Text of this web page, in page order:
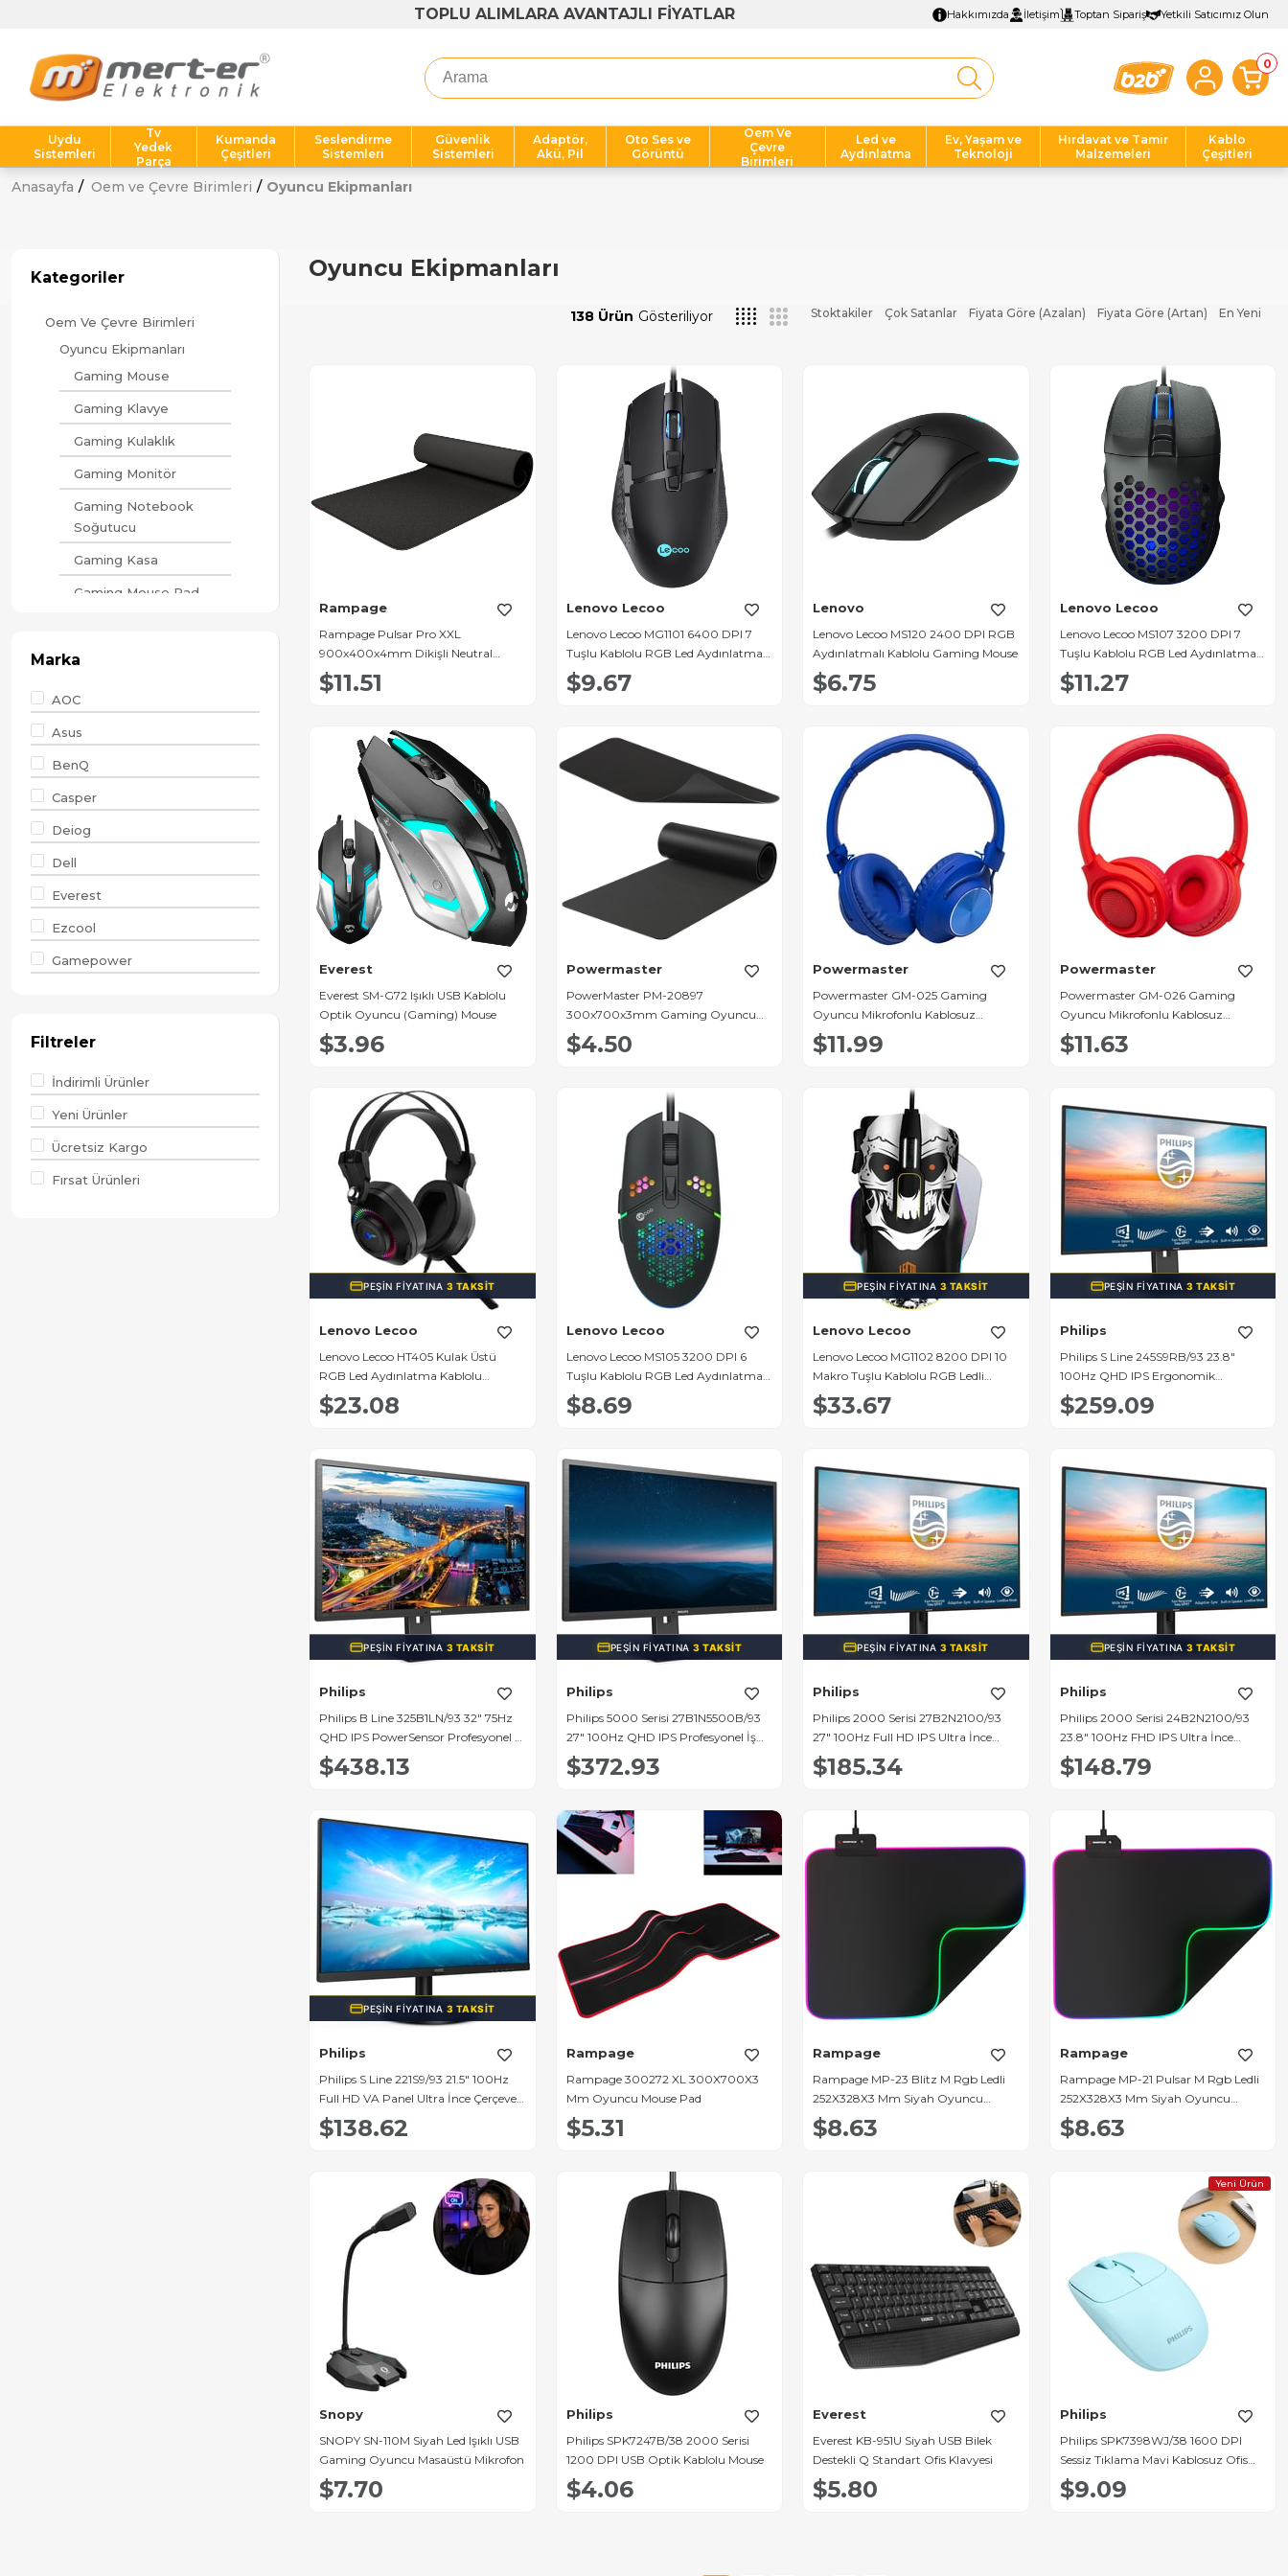
TOPLU ALIMLARA AVANTAJLI FİYATLAR Hakkımızda İletişim Toptan Sipariş Yetkili Satıcımız Olun
0
Uydu
Sistemleri
Tv
Yedek
Parça
Kumanda
Çeşitleri
Seslendirme
Sistemleri
Güvenlik
Sistemleri
Adaptör,
Akü, Pil
Oto Ses ve
Görüntü
Oem Ve
Çevre
Birimleri
Led ve
Aydınlatma
Ev, Yaşam ve
Teknoloji
Hırdavat ve Tamir
Malzemeleri
Kablo
Çeşitleri
Anasayfa Oem ve Çevre Birimleri Oyuncu Ekipmanları
Kategoriler
Oem Ve Çevre Birimleri
Oyuncu Ekipmanları
Gaming Mouse
Gaming Klavye
Gaming Kulaklık
Gaming Monitör
Gaming Notebook
Soğutucu
Gaming Kasa
Gaming Mouse Pad
Gaming Hoparlör
Taşınabilir Bilgisayarlar
Çevre Birimleri
Ağ Ürünleri
Bilgisayar Bileşenleri
Barkod Ürünleri
Marka
AOC
Asus
BenQ
Casper
Deiog
Dell
Everest
Ezcool
Gamepower
Lenovo
Lenovo Lecoo
LG
Filtreler
İndirimli Ürünler
Yeni Ürünler
Ücretsiz Kargo
Fırsat Ürünleri
Oyuncu Ekipmanları
En Yeni
Fiyata Göre (Artan)
Fiyata Göre (Azalan)
Çok Satanlar
Stoktakiler
138 Ürün
Rampage
Rampage Pulsar Pro XXL
900x400x4mm Dikişli Neutral
Kumaş Siyah Oyuncu Mouse Pad
$11.51
Lenovo Lecoo
Lenovo Lecoo MG1101 6400 DPI 7
Tuşlu Kablolu RGB Led Aydınlatmalı
Gaming Oyuncu Mouse
$9.67
Lenovo
Lenovo Lecoo MS120 2400 DPI RGB
Aydınlatmalı Kablolu Gaming Mouse
$6.75
Lenovo Lecoo
Lenovo Lecoo MS107 3200 DPI 7
Tuşlu Kablolu RGB Led Aydınlatmalı
Gaming Oyuncu Mouse
$11.27
Everest
Everest SM-G72 Işıklı USB Kablolu
Optik Oyuncu (Gaming) Mouse
$3.96
Powermaster
PowerMaster PM-20897
300x700x3mm Gaming Oyuncu
Mouse Pad (Desensiz Düz Siyah)
$4.50
Powermaster
Powermaster GM-025 Gaming
Oyuncu Mikrofonlu Kablosuz
Kulaklık
$11.99
Powermaster
Powermaster GM-026 Gaming
Oyuncu Mikrofonlu Kablosuz
Kulaklık
$11.63
PEŞIN FIYATINA 3 TAKSIT
Lenovo Lecoo
Lenovo Lecoo HT405 Kulak Üstü
RGB Led Aydınlatma Kablolu
Gaming Oyuncu Kulaklık
$23.08
Lenovo Lecoo
Lenovo Lecoo MS105 3200 DPI 6
Tuşlu Kablolu RGB Led Aydınlatmalı
Gaming Oyuncu Mouse
$8.69
PEŞIN FIYATINA 3 TAKSIT
Lenovo Lecoo
Lenovo Lecoo MG1102 8200 DPI 10
Makro Tuşlu Kablolu RGB Ledli
Gaming Mouse + Mousepad
$33.67
PEŞIN FIYATINA 3 TAKSIT
Philips
Philips S Line 245S9RB/93 23.8"
100Hz QHD IPS Ergonomik
Profesyonel İş Monitör
$259.09
PEŞIN FIYATINA 3 TAKSIT
Philips
Philips B Line 325B1LN/93 32" 75Hz
QHD IPS PowerSensor Profesyonel İş
Monitörü
$438.13
PEŞIN FIYATINA 3 TAKSIT
Philips
Philips 5000 Serisi 27B1N5500B/93
27" 100Hz QHD IPS Profesyonel İş
Monitörü
$372.93
PEŞIN FIYATINA 3 TAKSIT
Philips
Philips 2000 Serisi 27B2N2100/93
27" 100Hz Full HD IPS Ultra İnce
Çerçeveli Profesyonel Monitör
$185.34
PEŞIN FIYATINA 3 TAKSIT
Philips
Philips 2000 Serisi 24B2N2100/93
23.8" 100Hz FHD IPS Ultra İnce
Çerçeveli Profesyonel Monitör
$148.79
PEŞIN FIYATINA 3 TAKSIT
Philips
Philips S Line 221S9/93 21.5" 100Hz
Full HD VA Panel Ultra İnce Çerçeveli
Profesyonel Monitör
$138.62
Rampage
Rampage 300272 XL 300X700X3
Mm Oyuncu Mouse Pad
$5.31
Rampage
Rampage MP-23 Blitz M Rgb Ledli
252X328X3 Mm Siyah Oyuncu
Mouse Pad
$8.63
Rampage
Rampage MP-21 Pulsar M Rgb Ledli
252X328X3 Mm Siyah Oyuncu
Mouse Pad
$8.63
Snopy
SNOPY SN-110M Siyah Led Işıklı USB
Gaming Oyuncu Masaüstü Mikrofon
$7.70
Philips
Philips SPK7247B/38 2000 Serisi
1200 DPI USB Optik Kablolu Mouse
$4.06
Everest
Everest KB-951U Siyah USB Bilek
Destekli Q Standart Ofis Klavyesi
$5.80
Philips
Philips SPK7398WJ/38 1600 DPI
Sessiz Tıklama Mavi Kablosuz Ofis
Mouse
$9.09
Yeni Ürün